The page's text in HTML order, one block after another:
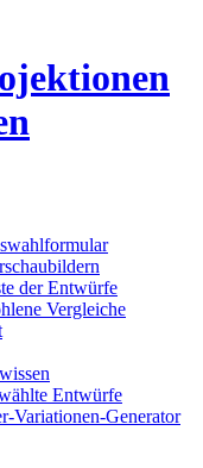
der Entwürfe
Vergleiche
Entwürfe
Variationen-Generator